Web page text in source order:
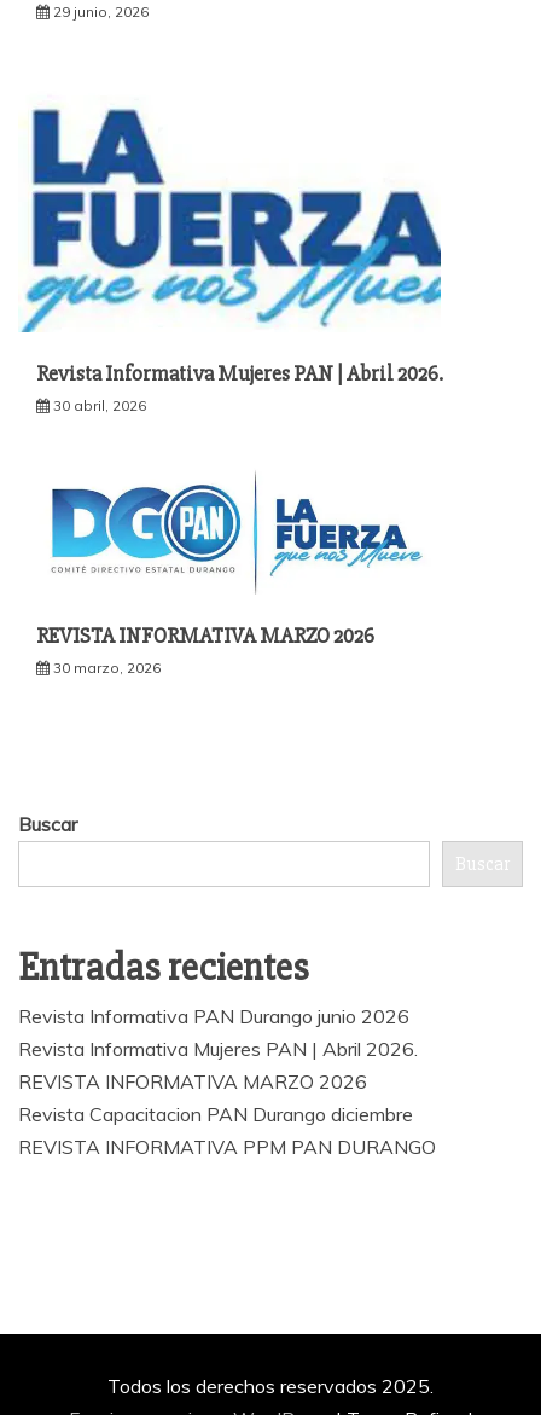
29 junio, 2026
Revista Informativa Mujeres PAN | Abril 2026.
30 abril, 2026
REVISTA INFORMATIVA MARZO 2026
30 marzo, 2026
Buscar
Buscar
Entradas recientes
Revista Informativa PAN Durango junio 2026
Revista Informativa Mujeres PAN | Abril 2026.
REVISTA INFORMATIVA MARZO 2026
Revista Capacitacion PAN Durango diciembre
REVISTA INFORMATIVA PPM PAN DURANGO
Todos los derechos reservados 2025.